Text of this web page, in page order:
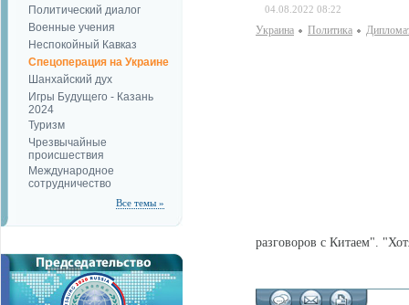
Политический диалог
Военные учения
Неспокойный Кавказ
Спецоперация на Украине
Шанхайский дух
Игры Будущего - Казань
2024
Туризм
Чрезвычайные
происшествия
Международное
сотрудничество
Все темы »
04.08.2022 08:22
Украина Политика
разговоров с Китаем".